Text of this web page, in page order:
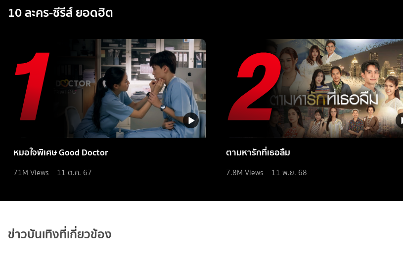
10 ละคร-ซีรีส์ ยอดฮิต
หมอใจพิเศษ Good Doctor
71M Views 11 ต.ค. 67
ตามหารักที่เธอลืม
7.8M Views 11 พ.ย. 68
ข่าวบันเทิงที่เกี่ยวข้อง